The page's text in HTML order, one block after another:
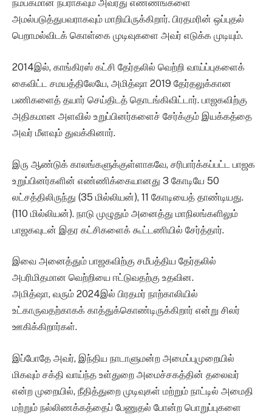
நம்பகமான நபராகவும் அவரது எண்ணங்களை
அமல்படுத்துபவராகவும் மாறியிருக்கிறார். பிரதமரின் ஒப்புதல்
பெறாமல்விடக் கொள்கை முடிவுகளை அவர் எடுக்க முடியும்.
2014இல், காங்கிரஸ் கட்சி தேர்தலில் வெற்றி வாய்ப்புகளைக்
கைவிட்ட சமயத்திலேயே, அமித்ஷா 2019 தேர்தலுக்கான
பணிகளைத் தயார் செய்திடத் தொடங்கிவிட்டார். பாஜகவிற்கு
அதிகமான அளவில் உறுப்பினர்களைச் சேர்க்கும் இயக்கத்தை
அவர் மீளவும் துவக்கினார்.
இரு ஆண்டுக் காலங்களுக்குள்ளாகவே, சரிபார்க்கப்பட்ட பாஜக
உறுப்பினர்களின் எண்ணிக்கையானது 3 கோடியே 50
லட்சத்திலிருந்து (35 மில்லியன்), 11 கோடியைத் தாண்டியது.
(110 மில்லியன்). நாடு முழுதும் அனைத்து மாநிலங்களிலும்
பாஜகவுடன் இதர கட்சிகளைக் கூட்டணியில் சேர்த்தார்.
இவை அனைத்தும் பாஜகவிற்கு சமீபத்திய தேர்தலில்
அபரிமிதமான வெற்றியை ஈட்டுவதற்கு உதவின.
அமித்ஷா, வரும் 2024இல் பிரதமர் நாற்காலியில்
உட்காருவதற்காகக் காத்துக்கொண்டிருக்கிறார் என்று சிலர்
ஊகிக்கிறார்கள்.
இப்போதே அவர், இந்திய நாடாளுமன்ற அமைப்புமுறையில்
மிகவும் சக்தி வாய்ந்த உள்துறை அமைச்சகத்தின் தலைவர்
என்ற முறையில், நீதித்துறை முடிவுகள் மற்றும் நாட்டில் அமைதி
மற்றும் நல்லிணக்கத்தைப் பேணுதல் போன்ற பொறுப்புகளை